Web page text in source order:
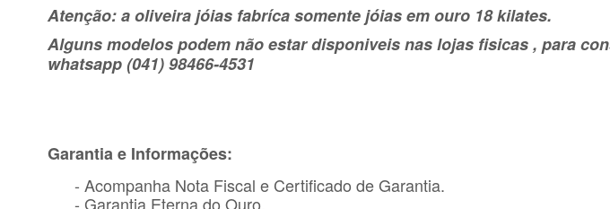
Atenção: a oliveira jóias fabríca somente jóias em ouro 18 kilates.
Alguns modelos podem não estar disponiveis nas lojas fisicas , para
whatsapp (041) 98466-4531
Garantia e Informações:
- Acompanha Nota Fiscal e Certificado de Garantia.
- Garantia Eterna do Ouro.